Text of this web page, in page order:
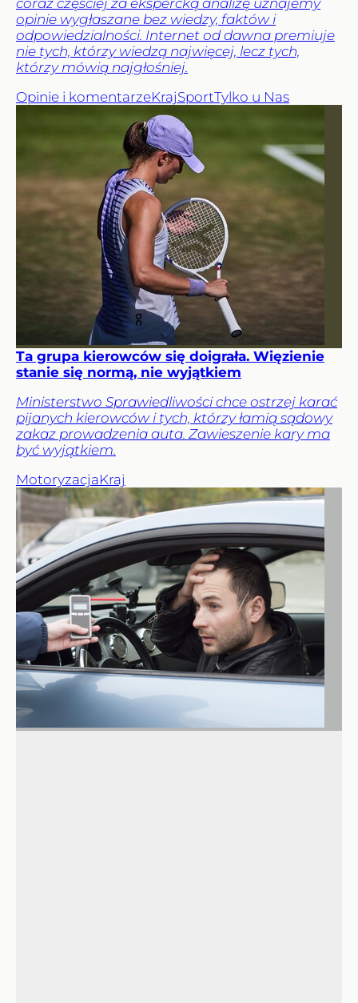
coraz częściej za ekspercką analizę uznajemy
opinie wygłaszane bez wiedzy, faktów i
odpowiedzialności. Internet od dawna premiuje
nie tych, którzy wiedzą najwięcej, lecz tych,
którzy mówią najgłośniej.
Opinie i komentarzeKrajSportTylko u Nas
Ta grupa kierowców się doigrała. Więzienie
stanie się normą, nie wyjątkiem
Ministerstwo Sprawiedliwości chce ostrzej karać
pijanych kierowców i tych, którzy łamią sądowy
zakaz prowadzenia auta. Zawieszenie kary ma
być wyjątkiem.
MotoryzacjaKraj